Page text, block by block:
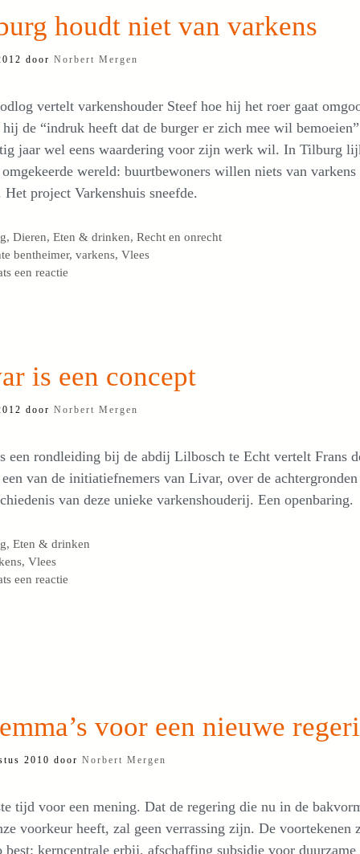
houdt niet van varkens
door Norbert Mergen
vertelt varkenshouder Steef hoe hij het roer gaat
hij de “indruk heeft dat de burger er zich mee wil
jaar wel eens waardering voor zijn werk wil. In Tilburg
wereld: buurtbewoners willen niets van varkens
Het project Varkenshuis sneefde.
,Dieren,Eten & drinken,Recht en onrecht
bentheimer,varkens,Vlees
een reactie
is een concept
door Norbert Mergen
een rondleiding bij de abdij Lilbosch te Echt vertelt Frans
van de initiatiefnemers van Livar, over de achtergronden
van deze unieke varkenshouderij. Een openbaring.
,Eten & drinken
,Vlees
een reactie
voor een nieuwe
2010 door Norbert Mergen
tijd voor een mening. Dat de regering die nu in de
voorkeur heeft, zal geen verrassing zijn. De voortekenen
best: kerncentrale erbij, afschaffing subsidie voor duurzame